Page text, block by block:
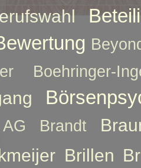
Boehringer-
Brandt
Brillen